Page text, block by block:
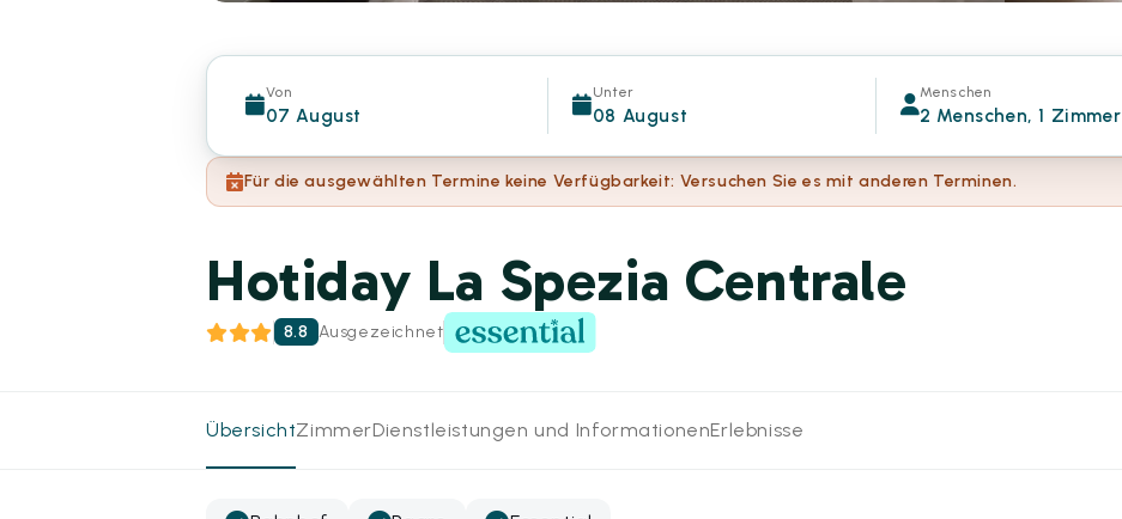
Von
07 August
Unter
08 August
Menschen
2 Menschen, 1 Zimmer
Für die ausgewählten Termine keine Verfügbarkeit: Versuchen Sie es mit anderen Terminen.
Hotiday La Spezia Centrale
8.8 Ausgezeichnet
ÜbersichtZimmerDienstleistungen und InformationenErlebnisse